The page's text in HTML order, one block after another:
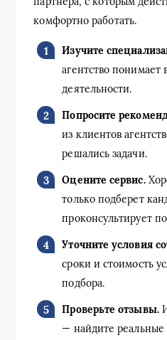
комфортно работать.
Изучите
агентство понимает
деятельности.
Попросите
из клиентов
решались задачи.
Оцените сервис.
только подберет
проконсультирует
Уточните условия
сроки и стоимость
подбора.
Проверьте отзывы.
— найдите реальные